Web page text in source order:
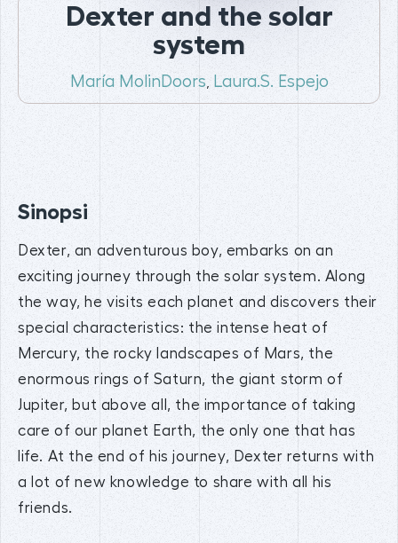
Dexter and the solar
system
María MolinDoors, Laura.S. Espejo
Sinopsi
Dexter, an adventurous boy, embarks on an
exciting journey through the solar system. Along
the way, he visits each planet and discovers their
special characteristics: the intense heat of
Mercury, the rocky landscapes of Mars, the
enormous rings of Saturn, the giant storm of
Jupiter, but above all, the importance of taking
care of our planet Earth, the only one that has
life. At the end of his journey, Dexter returns with
a lot of new knowledge to share with all his
friends.